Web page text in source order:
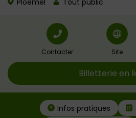
Ploemel Tout public
Contacter Site
Billetterie en
Infos pratiques